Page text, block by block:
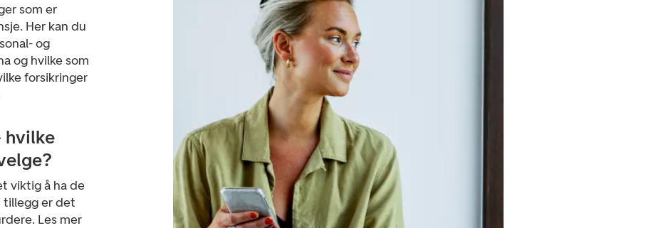
som er
Her kan du
og
og hvilke som
forsikringer
hvilke
viktig å ha de
tillegg er det
Les mer